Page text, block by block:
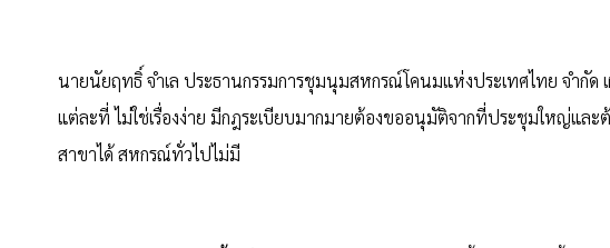
นายนัยฤทธิ์ จำเล ประธานกรรมการชุมนุมสหกรณ์โคนมแห่งประเทศไทย จำกัด
แต่ละที่ ไม่ใช่เรื่องง่าย มีกฎระเบียบมากมายต้องขออนุมัติจากที่ประชุมใหญ่แล
สาขาได้ สหกรณ์ทั่วไปไม่มี